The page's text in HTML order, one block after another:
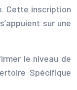
Cette inscription
sur une
le niveau de
Spécifique